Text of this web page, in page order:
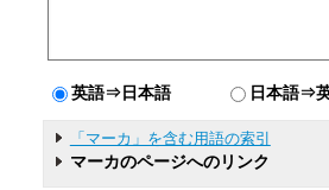
英語⇒日本語 日本語⇒
「マーカ」を含む用語の索引
マーカのページへのリンク